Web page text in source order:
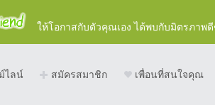
ให้โอกาสกับตัวคุณเอง ได้พบกับมิตรภาพ
ไลน์ สมัครสมาชิก เพื่อนที่สนใจคุณ